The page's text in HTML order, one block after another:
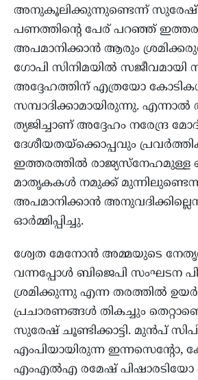
അനുകൂലിക്കുന്നുണ്ടെന്ന്
പണത്തിന്റെ പേര് പറഞ്ഞ്
അപമാനിക്കാൻ ആരും
ഗോപി സിനിമയിൽ സജീവമായി
അദ്ദേഹത്തിന് എത്രയോ
സമ്പാദിക്കാമായിരുന്നു. എന്നാൽ
ത്യജിച്ചാണ് അദ്ദേഹം നരേന്ദ്ര
ദേശീയതയ്ക്കൊപ്പവും
ഇത്തരത്തിൽ രാജ്യസ്നേഹമുള്ള
മാതൃകകൾ നമുക്ക്
അപമാനിക്കാൻ
ഓർമ്മിപ്പിച്ചു.
ശ്വേത മേനോൻ അമ്മയുടെ
വന്നപ്പോൾ ബിജെപി സംഘടന
ശ്രമിക്കുന്നു എന്ന തരത്തിൽ
പ്രചാരണങ്ങൾ തികച്ചും
സുരേഷ് ചൂണ്ടിക്കാട്ടി. മുൻപ്
എംപിയായിരുന്ന
എംഎൽഎ രമേഷ് പിഷാരടിയോ